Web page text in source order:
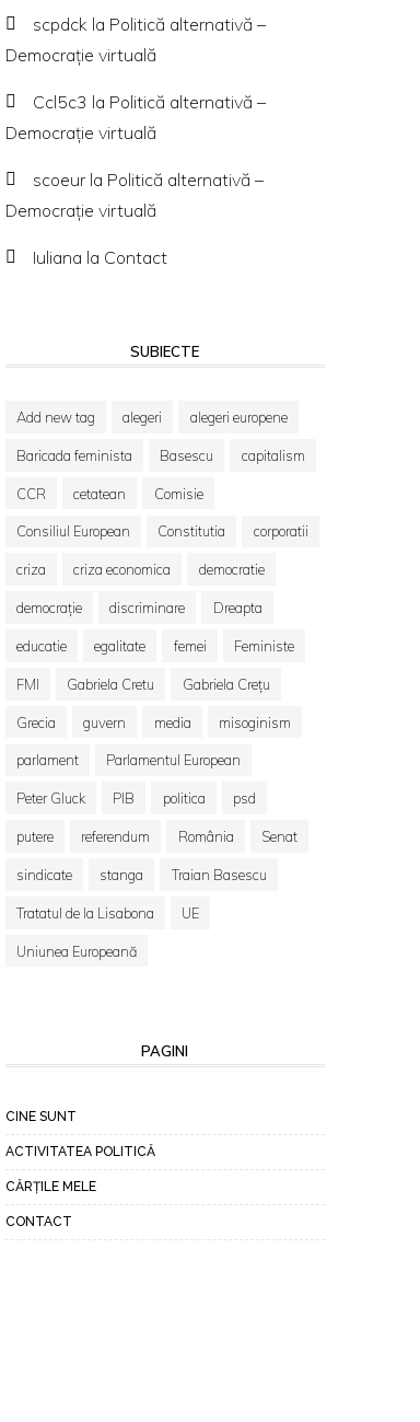
scpdck la Politică alternativă –
Democraţie virtuală
Ccl5c3 la Politică alternativă –
Democraţie virtuală
scoeurla Politică alternativă –
Democraţie virtuală
Iuliana la Contact
SUBIECTE
Add new tag alegeri alegeri europene
Baricada feminista Basescu capitalism
CCR cetatean Comisie
Consiliul European Constitutia corporatii
criza criza economica democratie
democrație discriminare Dreapta
educatie egalitate femei Feministe
FMI Gabriela Cretu Gabriela Crețu
Grecia guvern media misoginism
parlament Parlamentul European
Peter Gluck PIB politica psd
putere referendum România Senat
sindicate stanga Traian Basescu
Tratatul de la Lisabona UE
Uniunea Europeană
PAGINI
CINE SUNT
ACTIVITATEA POLITICĂ
CĂRȚILE MELE
CONTACT